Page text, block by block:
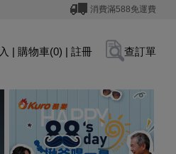
消費滿588免運費
| 購物車(0) | 註冊 查訂單